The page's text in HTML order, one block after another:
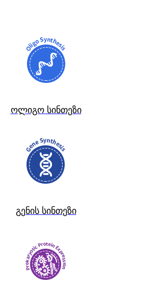
ოლიგო სინთეზი
გენის სინთეზი